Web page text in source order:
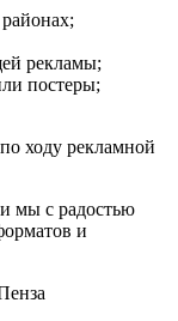
рекламы;
постеры;
ходу рекламной
мы с радостью
и